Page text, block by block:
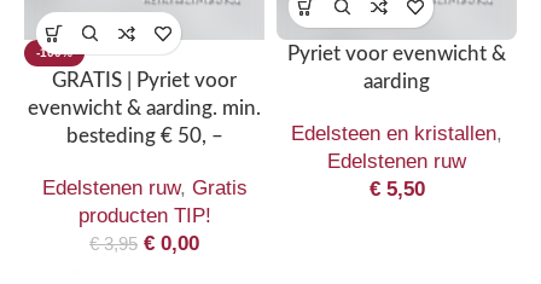
-100%
GRATIS | Pyriet voor
evenwicht & aarding. min.
besteding € 50, –
Edelstenen ruw, Gratis
producten TIP!
€3,95 € 0,00
Pyriet voor evenwicht &
aarding
Edelsteen en kristallen,
Edelstenen ruw
€5,50